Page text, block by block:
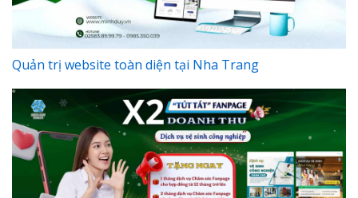
Quản trị website toàn diện tại Nha Trang